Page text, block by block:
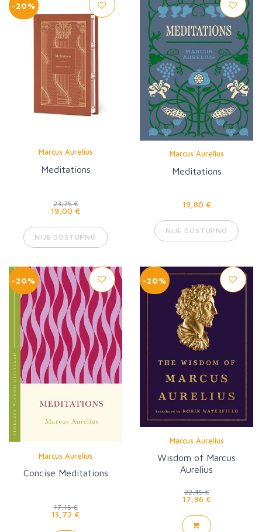
-20%
Marcus Aurelius
Meditations
23,75 €
19,00 €
NIJE DOSTUPNO
Marcus Aurelius
Meditations
19,80 €
NIJE DOSTUPNO
-20%
Marcus Aurelius
Concise Meditations
17,15 €
13,72 €
-20%
Marcus Aurelius
Wisdom of Marcus
Aurelius
22,45 €
17,96 €